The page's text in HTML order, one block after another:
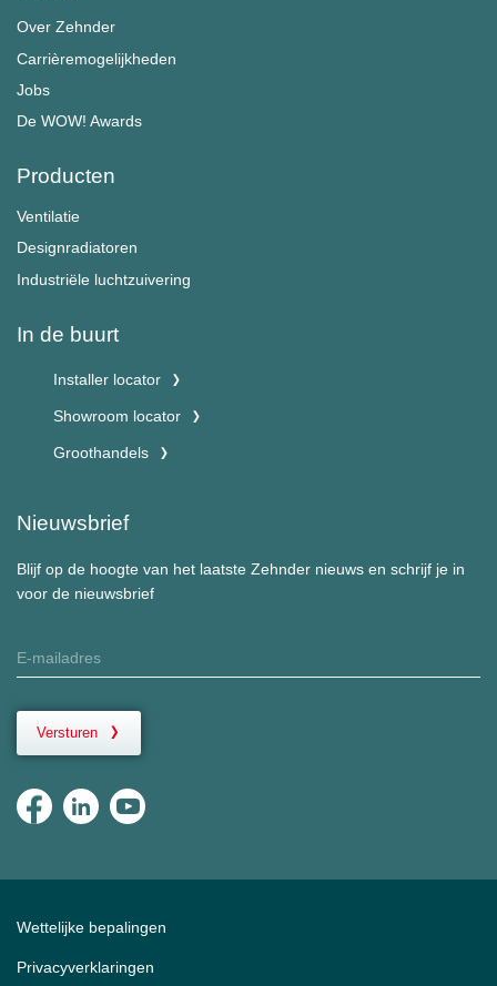
Over Zehnder
Carrièremogelijkheden
Jobs
De WOW! Awards
Producten
Ventilatie
Designradiatoren
Industriële luchtzuivering
In de buurt
Installer locator
Showroom locator
Groothandels
Nieuwsbrief
Blijf op de hoogte van het laatste Zehnder nieuws en schrijf je in
voor de nieuwsbrief
Versturen
Wettelijke bepalingen
Privacyverklaringen